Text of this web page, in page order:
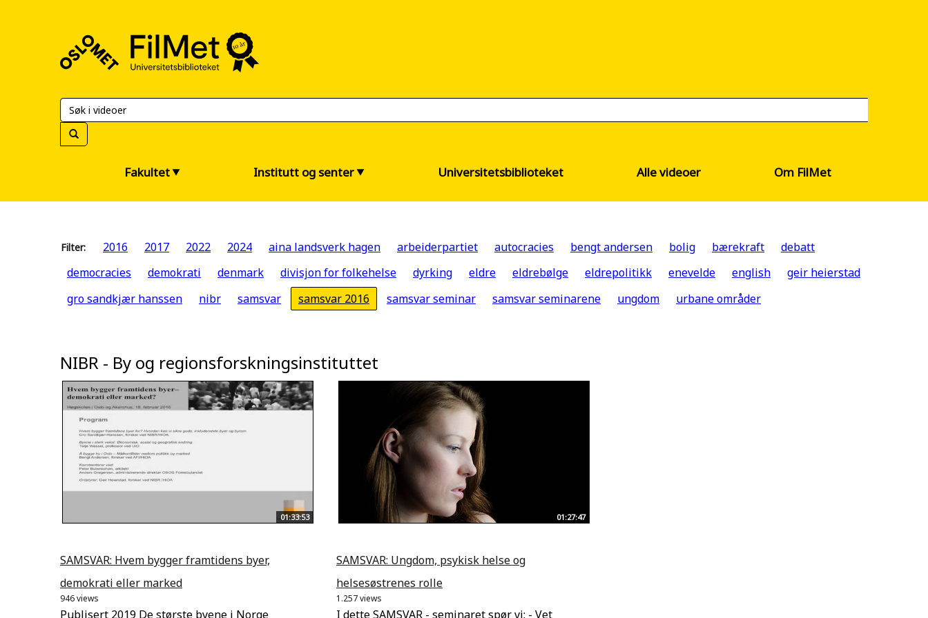
Universitetsbiblioteket
Fakultet Institutt og senter Universitetsbiblioteket Alle videoer Om FilMet
Filter: 2016 2017 2022 2024 aina landsverk hagen arbeiderpartiet autocracies bengt andersen bolig bærekraft
debatt
democracies
demokrati denmark divisjon for folkehelse dyrking eldre eldrebølge eldrepolitikk enevelde english
geir heierstad
gro sandkjær hanssen
nibr samsvar samsvar 2016 samsvar seminar samsvar seminarene ungdom urbane områder
NIBR - By og regionsforskningsinstituttet
01:33:53
SAMSVAR: Hvem bygger framtidens byer,
demokrati eller marked
946 views
Publisert 2019 De største byene i Norge
01:27:47
SAMSVAR: Ungdom, psykisk helse og
helsesøstrenes rolle
1.257 views
I dette SAMSVAR - seminaret spør vi: - Vet